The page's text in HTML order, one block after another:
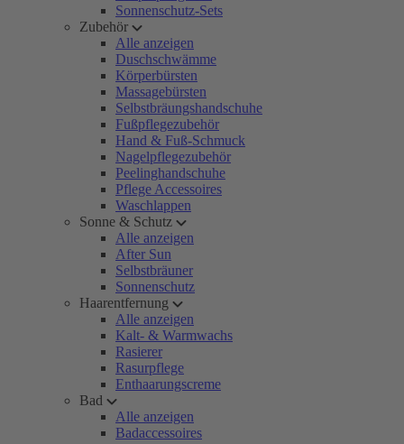
Sonnenschutz-Sets
Zubehör
Alle anzeigen
Duschschwämme
Körperbürsten
Massagebürsten
Selbstbräungshandschuhe
Fußpflegezubehör
Hand & Fuß-Schmuck
Nagelpflegezubehör
Peelinghandschuhe
Pflege Accessoires
Waschlappen
Sonne & Schutz
Alle anzeigen
After Sun
Selbstbräuner
Sonnenschutz
Haarentfernung
Alle anzeigen
Kalt- & Warmwachs
Rasierer
Rasurpflege
Enthaarungscreme
Bad
Alle anzeigen
Badaccessoires